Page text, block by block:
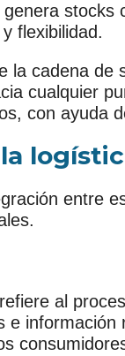
flexibilidad.
la cadena
cualquier
con ayuda
entre
al
e